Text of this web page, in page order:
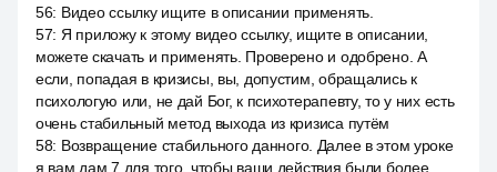
56: Видео ссылку ищите в описании применять.
57: Я приложу к этому видео ссылку, ищите в описании,
можете скачать и применять. Проверено и одобрено. А
если, попадая в кризисы, вы, допустим, обращались к
психологую или, не дай Бог, к психотерапевту, то у них есть
очень стабильный метод выхода из кризиса путём
58: Возвращение стабильного данного. Далее в этом уроке
я вам дам 7 для того, чтобы ваши действия были более